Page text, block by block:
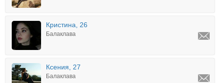
Кристина, 26
Балаклава
Ксения, 27
Балаклава